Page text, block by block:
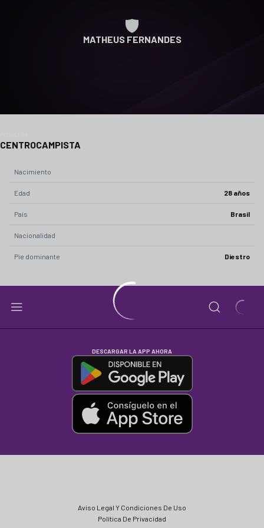
MATHEUS FERNANDES
CENTROCAMPISTA
Nacimiento
Edad 28 años
País Brasil
Nacionalidad
Pie dominante Diestro
DESCARGAR LA APP AHORA
Aviso Legal Y Condiciones De Uso
Política De Privacidad